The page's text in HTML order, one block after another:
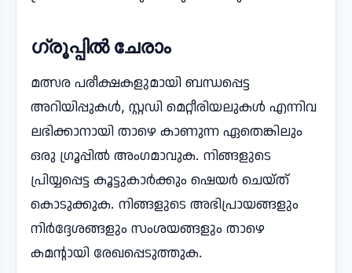
ഗ്രൂപ്പിൽ ചേരാം
മത്സര പരീക്ഷകളുമായി ബന്ധപ്പെട്ട
അറിയിപ്പുകൾ, സ്റ്റഡി മെറ്റീരിയലുകൾ എന്നിവ
ലഭിക്കാനായി താഴെ കാണുന്ന ഏതെങ്കിലും
ഒരു ഗ്രൂപ്പിൽ അംഗമാവുക. നിങ്ങളുടെ
പ്രിയ്യപ്പെട്ട കൂട്ടുകാർക്കും ഷെയർ ചെയ്ത്
കൊടുക്കുക. നിങ്ങളുടെ അഭിപ്രായങ്ങളും
നിർദ്ദേശങ്ങളും സംശയങ്ങളും താഴെ
കമന്റായി രേഖപ്പെടുത്തുക.